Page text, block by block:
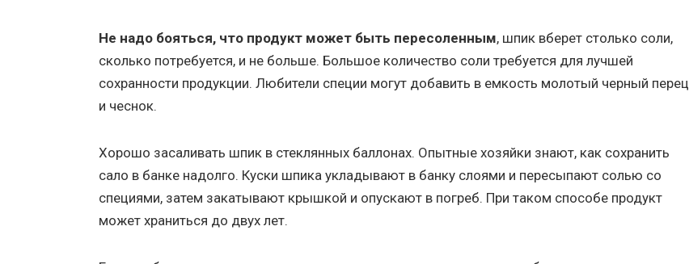
Не надо бояться, что продукт может быть пересоленным, шпик вберет столько соли,
сколько потребуется, и не больше. Большое количество соли требуется для лучшей
сохранности продукции. Любители специи могут добавить в емкость молотый черный перец
и чеснок.
Хорошо засаливать шпик в стеклянных баллонах. Опытные хозяйки знают, как сохранить
сало в банке надолго. Куски шпика укладывают в банку слоями и пересыпают солью со
специями, затем закатывают крышкой и опускают в погреб. При таком способе продукт
может храниться до двух лет.